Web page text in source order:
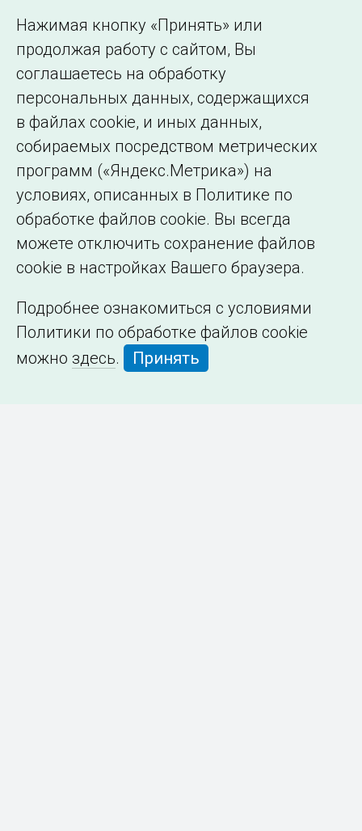
образовательной
организации
Нажимая кнопку «Принять» или
продолжая работу с сайтом, Вы
соглашаетесь на обработку
персональных данных, содержащихся
в файлах cookie, и иных данных,
собираемых посредством метрических
программ («Яндекс.Метрика») на
условиях, описанных в Политике по
обработке файлов cookie. Вы всегда
можете отключить сохранение файлов
cookie в настройках Вашего браузера.
Подробнее ознакомиться с условиями
Политики по обработке файлов cookie
можно здесь. Принять